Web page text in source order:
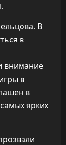
В
в
внимание
в
в
ярких